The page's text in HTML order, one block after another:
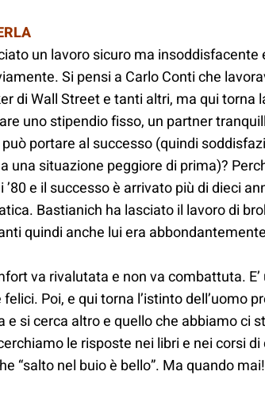
un lavoro sicuro ma insoddisfacente
Si pensi a Carlo Conti che
di Wall Street e tanti altri, ma qui torna
uno stipendio fisso, un partner
portare al successo (quindi
una situazione peggiore di prima)?
e il successo è arrivato più di dieci
Bastianich ha lasciato il lavoro di
quindi anche lui era
va rivalutata e non va combattuta.
Poi, e qui torna l’istinto dell’uomo
e si cerca altro e quello che abbiamo ci
le risposte nei libri e nei corsi
“salto nel buio è bello”. Ma quando mai!